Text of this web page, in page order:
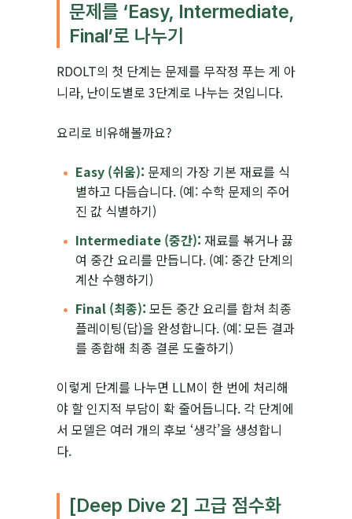
문제를 ‘Easy, Intermediate,
Final’로 나누기
RDOLT의 첫 단계는 문제를 무작정 푸는 게 아
니라, 난이도별로 3단계로 나누는 것입니다.
요리로 비유해볼까요?
Easy (쉬움): 문제의 가장 기본 재료를 식
별하고 다듬습니다. (예: 수학 문제의 주어
진 값 식별하기)
Intermediate (중간): 재료를 볶거나 끓
여 중간 요리를 만듭니다. (예: 중간 단계의
계산 수행하기)
Final (최종): 모든 중간 요리를 합쳐 최종
플레이팅(답)을 완성합니다. (예: 모든 결과
를 종합해 최종 결론 도출하기)
이렇게 단계를 나누면 LLM이 한 번에 처리해
야 할 인지적 부담이 확 줄어듭니다. 각 단계에
서 모델은 여러 개의 후보 ‘생각’을 생성합니
다.
[Deep Dive 2] 고급 점수화